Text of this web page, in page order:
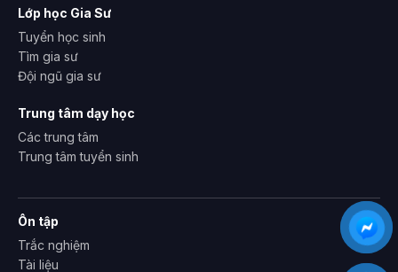
Lớp học Gia Sư
Tuyển học sinh
Tìm gia sư
Đội ngũ gia sư
Trung tâm dạy học
Các trung tâm
Trung tâm tuyển sinh
Ôn tập
Trắc nghiệm
Tài liệu